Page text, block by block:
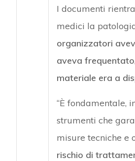
I documenti
medici la
organizzatori
aveva frequentato
materiale era a
“È fondamentale,
strumenti che
misure tecniche e
rischio di